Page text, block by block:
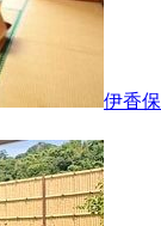
伊香保